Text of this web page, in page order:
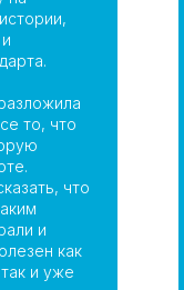
то, что
что
и
как
и уже